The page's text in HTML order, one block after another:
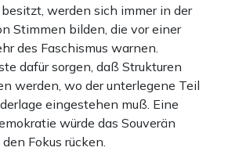
werden sich immer in der
Stimmen bilden, die vor einer
des Faschismus warnen.
dafür sorgen, daß Strukturen
werden, wo der unterlegene Teil
eingestehen muß. Eine
würde das Souverän
Fokus rücken.